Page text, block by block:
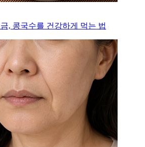
, 콩국수를 건강하게 먹는 법